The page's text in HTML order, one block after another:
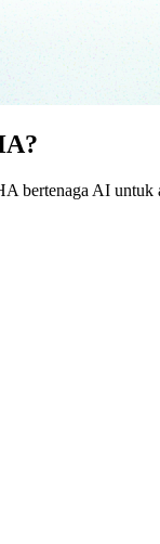
bertenaga AI untuk